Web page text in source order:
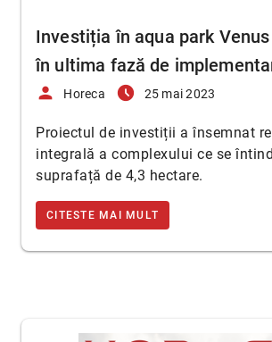
Investiția în aqua park
în ultima fază de
person Horeca access_time_filled 25 mai 2023
Proiectul de investiții a însemnat
integrală a complexului ce se
suprafață de 4,3 hectare.
CITESTE MAI MULT